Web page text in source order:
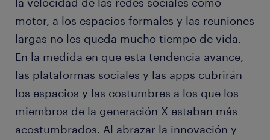
motor, a los espacios formales y las reuniones
largas no les queda mucho tiempo de vida.
En la medida en que esta tendencia avance,
las plataformas sociales y las apps cubrirán
los espacios y las costumbres a los que los
miembros de la generación X estaban más
acostumbrados. Al abrazar la innovación y